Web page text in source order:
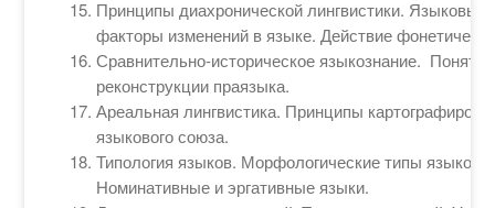
Принципы диахронической лингвистики. Языковые
факторы изменений в языке. Действие
Сравнительно-историческое языкознание.
реконструкции праязыка.
Ареальная лингвистика. Принципы
языкового союза.
Типология языков. Морфологические типы языков.
Номинативные и эргативные языки.